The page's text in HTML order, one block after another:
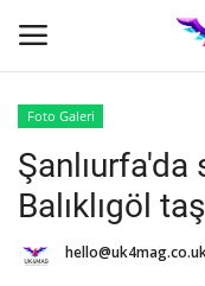
Ana Sayfa
İş Platformu
Foto Galeri
Balıklıgöl